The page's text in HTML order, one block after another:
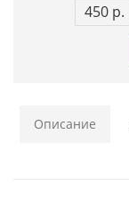
450 р.
Описание